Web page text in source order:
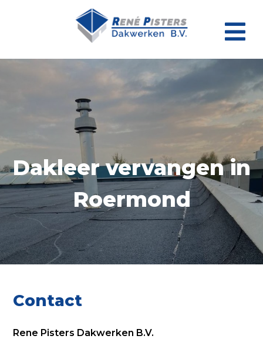
Dakleer vervangen in
Roermond
Contact
Rene Pisters Dakwerken B.V.